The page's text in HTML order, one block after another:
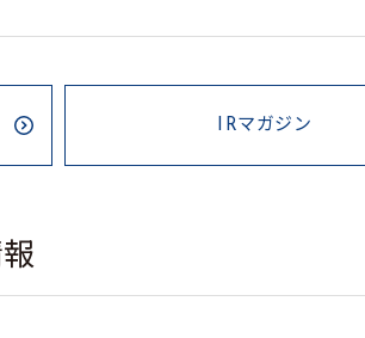
IRマガジン
報